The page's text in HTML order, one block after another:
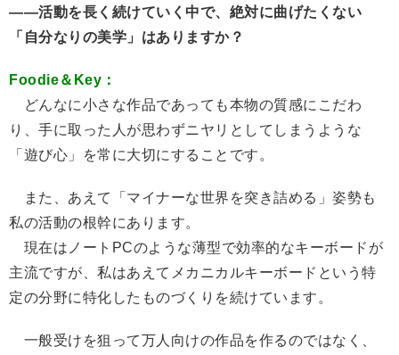
――活動を長く続けていく中で、絶対に曲げたくない
「自分なりの美学」はありますか？
Foodie＆Key：
どんなに小さな作品であっても本物の質感にこだわ
り、手に取った人が思わずニヤリとしてしまうような
「遊び心」を常に大切にすることです。
また、あえて「マイナーな世界を突き詰める」姿勢も
私の活動の根幹にあります。
現在はノートPCのような薄型で効率的なキーボードが
主流ですが、私はあえてメカニカルキーボードという特
定の分野に特化したものづくりを続けています。
一般受けを狙って万人向けの作品を作るのではなく、